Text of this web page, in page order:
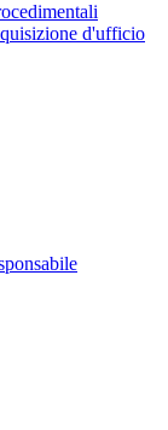
d'ufficio